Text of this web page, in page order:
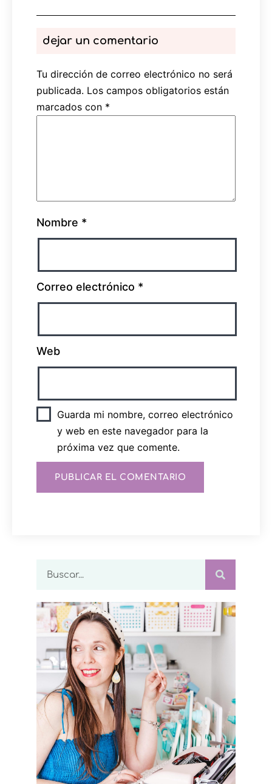
dejar un comentario
Tu dirección de correo electrónico no será
publicada. Los campos obligatorios están
marcados con *
Nombre *
Correo electrónico *
Web
Guarda mi nombre, correo electrónico
y web en este navegador para la
próxima vez que comente.